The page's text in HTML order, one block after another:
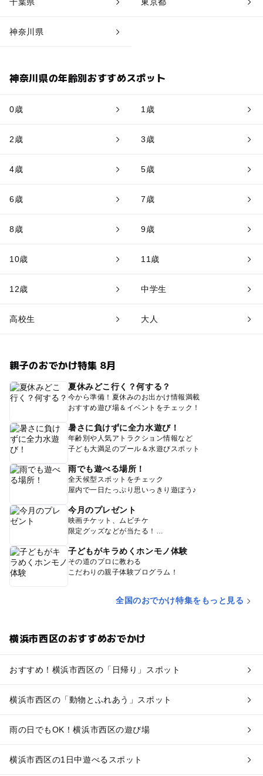
千葉県 東京都
神奈川県
神奈川県の年齢別おすすめスポット
0歳 1歳
2歳 3歳
4歳 5歳
6歳 7歳
8歳 9歳
10歳 11歳
12歳 中学生
高校生 大人
親子のおでかけ特集 8月
夏休みどこ行く？何する？
今から準備！夏休みのお出かけ情報満載
おすすめ遊び場＆イベントをチェック！
暑さに負けずに全力水遊び！
年齢別や人気アトラクション情報など
子ども大満足のプール＆水遊びスポット
雨でも遊べる場所！
全天候型スポットをチェック
屋内で一日たっぷり思いっきり遊ぼう♪
今月のプレゼント
映画チケット、ムビチケ
限定グッズなどが当たる！
子どもがキラめくホンモノ体験
その道のプロに教わる
こだわりの親子体験プログラム！
全国のおでかけ特集をもっと見る
横浜市西区のおすすめおでかけ
おすすめ！横浜市西区の「日帰り」スポット
横浜市西区の「動物とふれあう」スポット
雨の日でもOK！横浜市西区の遊び場
横浜市西区の1日中遊べるスポット